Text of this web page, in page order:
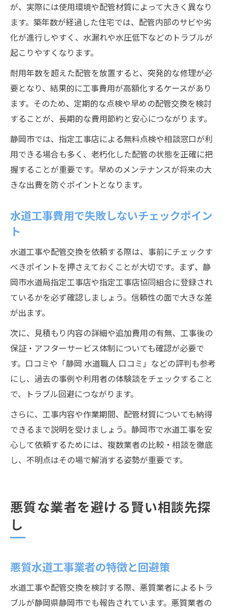
が、実際には使用環境や配管材質によって大きく異なり
ます。築年数が経過した住宅では、配管内部のサビや劣
化が進行しやすく、水漏れや水圧低下などのトラブルが
起こりやすくなります。
耐用年数を超えた配管を放置すると、突発的な修理が必
要となり、結果的に工事費用が高額化するケースがあり
ます。そのため、定期的な点検や早めの配管交換を検討
することが、長期的な費用節約と安心につながります。
静岡市では、指定工事店による無料点検や相談窓口が利
用できる場合も多く、老朽化した配管の状態を正確に把
握することが重要です。早めのメンテナンスが将来の大
きな出費を防ぐポイントとなります。
水道工事費用で失敗しないチェックポイン
ト
水道工事や配管交換を依頼する際は、事前にチェックす
べきポイントを押さえておくことが大切です。まず、静
岡市水道局指定工事店や指定工事店協同組合に登録され
ているかを必ず確認しましょう。信頼性の面で大きな差
が出ます。
次に、見積もり内容の詳細や追加費用の有無、工事後の
保証・アフターサービス体制についても確認が必要で
す。口コミや「静岡 水道職人 口コミ」などの評判も参考
にし、過去の事例や利用者の体験談をチェックすること
で、トラブル回避につながります。
さらに、工事内容や作業期間、配管材質についても納得
できるまで説明を受けましょう。静岡市で水道工事を安
心して依頼するためには、複数業者の比較・相談を徹底
し、不明点はその場で解消する姿勢が重要です。
悪質な業者を避ける賢い相談先探
し
悪質水道工事業者の特徴と回避策
水道工事や配管交換を検討する際、悪質業者によるトラ
ブルが静岡県静岡市でも報告されています。悪質業者の